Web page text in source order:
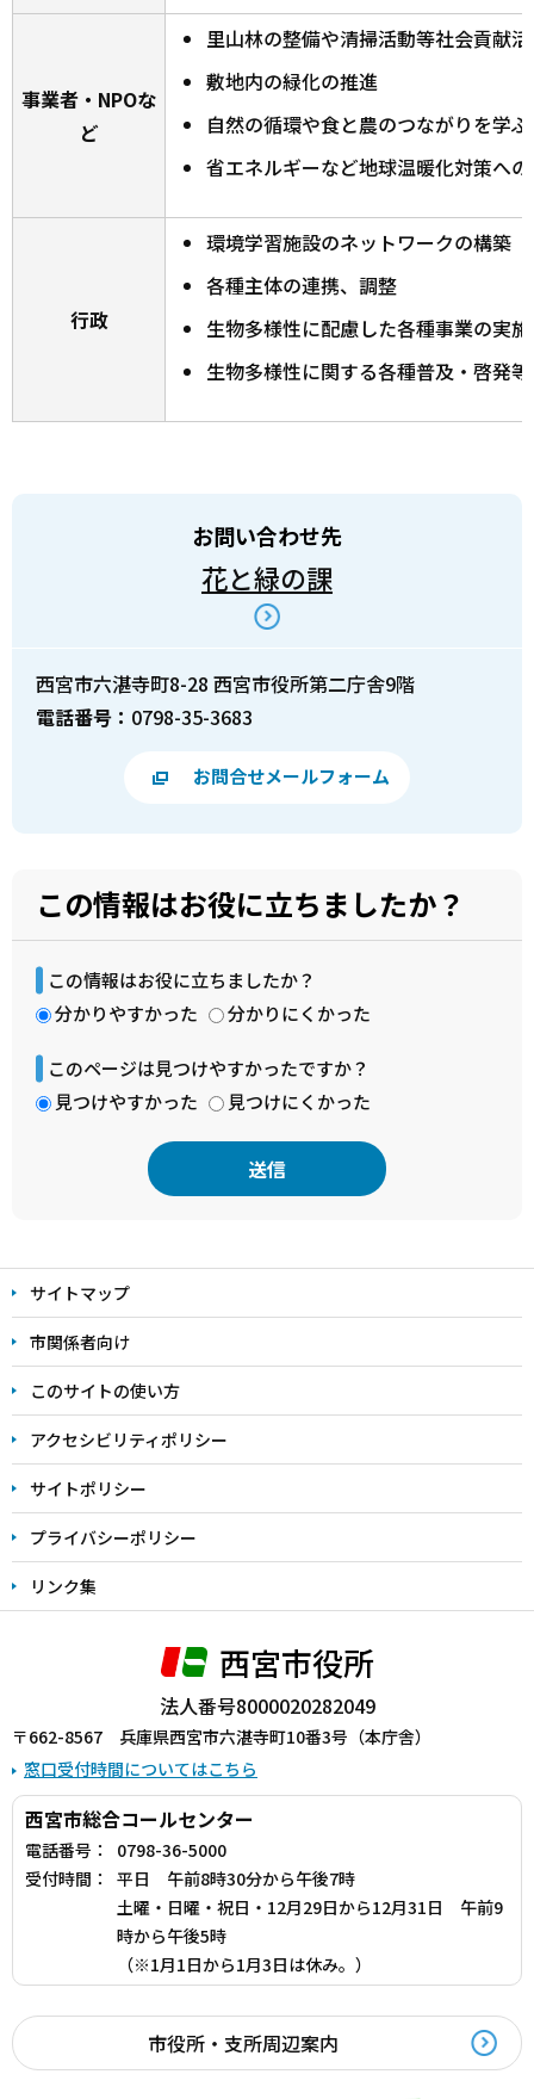
事業者・NPOな
ど
里山林の整備や清掃活動等社会貢献
敷地内の緑化の推進
自然の循環や食と農のつながりを学
省エネルギーなど地球温暖化対策へ
行政
環境学習施設のネットワークの構築
各種主体の連携、調整
生物多様性に配慮した各種事業の実施
生物多様性に関する各種普及・啓発等
お問い合わせ先
花と緑の課
西宮市六湛寺町8-28 西宮市役所第二庁舎9階
電話番号： 0798-35-3683
お問合せメールフォーム
この情報はお役に立ちましたか？
この情報はお役に立ちましたか？
分かりやすかった
分かりにくかった
このページは見つけやすかったですか？
見つけやすかった
見つけにくかった
文
こ
こ
ま
で
サイトマップ
市関係者向け
このサイトの使い方
アクセシビリティポリシー
サイトポリシー
プライバシーポリシー
リンク集
西宮市役所
法人番号8000020282049
〒662-8567 兵庫県西宮市六湛寺町10番3号（本庁舎）
窓口受付時間についてはこちら
西宮市総合コールセンター
電話番号：
0798-36-5000
受付時間：
平日 午前8時30分から午後7時
土曜・日曜・祝日・12月29日から12月31日 午前9
時から午後5時
（※1月1日から1月3日は休み。）
市役所・支所周辺案内